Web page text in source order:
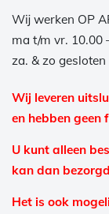
Wij werken OP
ma t/m vr. 10.00
za. & zo gesloten
Wij leveren
en hebben geen
U kunt alleen
kan dan
Het is ook